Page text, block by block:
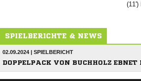
(11')
SPIELBERICHTE & NEWS
02.09.2024 | SPIELBERICHT
DOPPELPACK VON BUCHHOLZ EBNET